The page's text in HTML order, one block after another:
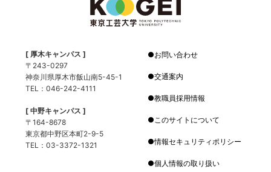
[ 厚木キャンパス ]
〒243-0297
神奈川県厚木市飯山南5-45-1
TEL：046-242-4111
[ 中野キャンパス ]
〒164-8678
東京都中野区本町2-9-5
TEL：03-3372-1321
お問い合わせ
交通案内
教職員採用情報
このサイトについて
情報セキュリティポリシー
個人情報の取り扱い